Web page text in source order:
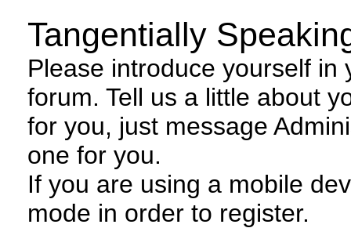
Tangentially
Please introduce yourself
forum. Tell us a little about
for you, just message
one for you.
If you are using a mobile
mode in order to register.